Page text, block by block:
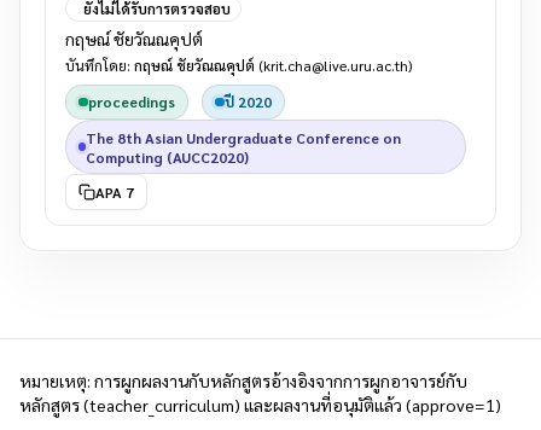
ยังไม่ได้รับการตรวจสอบ
กฤษณ์ ชัยวัณณคุปต์
บันทึกโดย: กฤษณ์ ชัยวัณณคุปต์ (krit.cha@live.uru.ac.th)
proceedings
ปี 2020
The 8th Asian Undergraduate Conference on
Computing (AUCC2020)
APA 7
หมายเหตุ: การผูกผลงานกับหลักสูตรอ้างอิงจากการผูกอาจารย์กับ
หลักสูตร (teacher_curriculum) และผลงานที่อนุมัติแล้ว (approve=1)